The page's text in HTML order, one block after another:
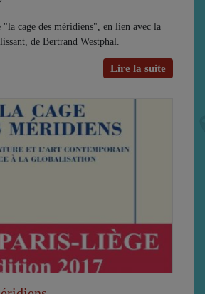
cage des méridiens", en lien avec la
de Bertrand Westphal.
Lire la suite